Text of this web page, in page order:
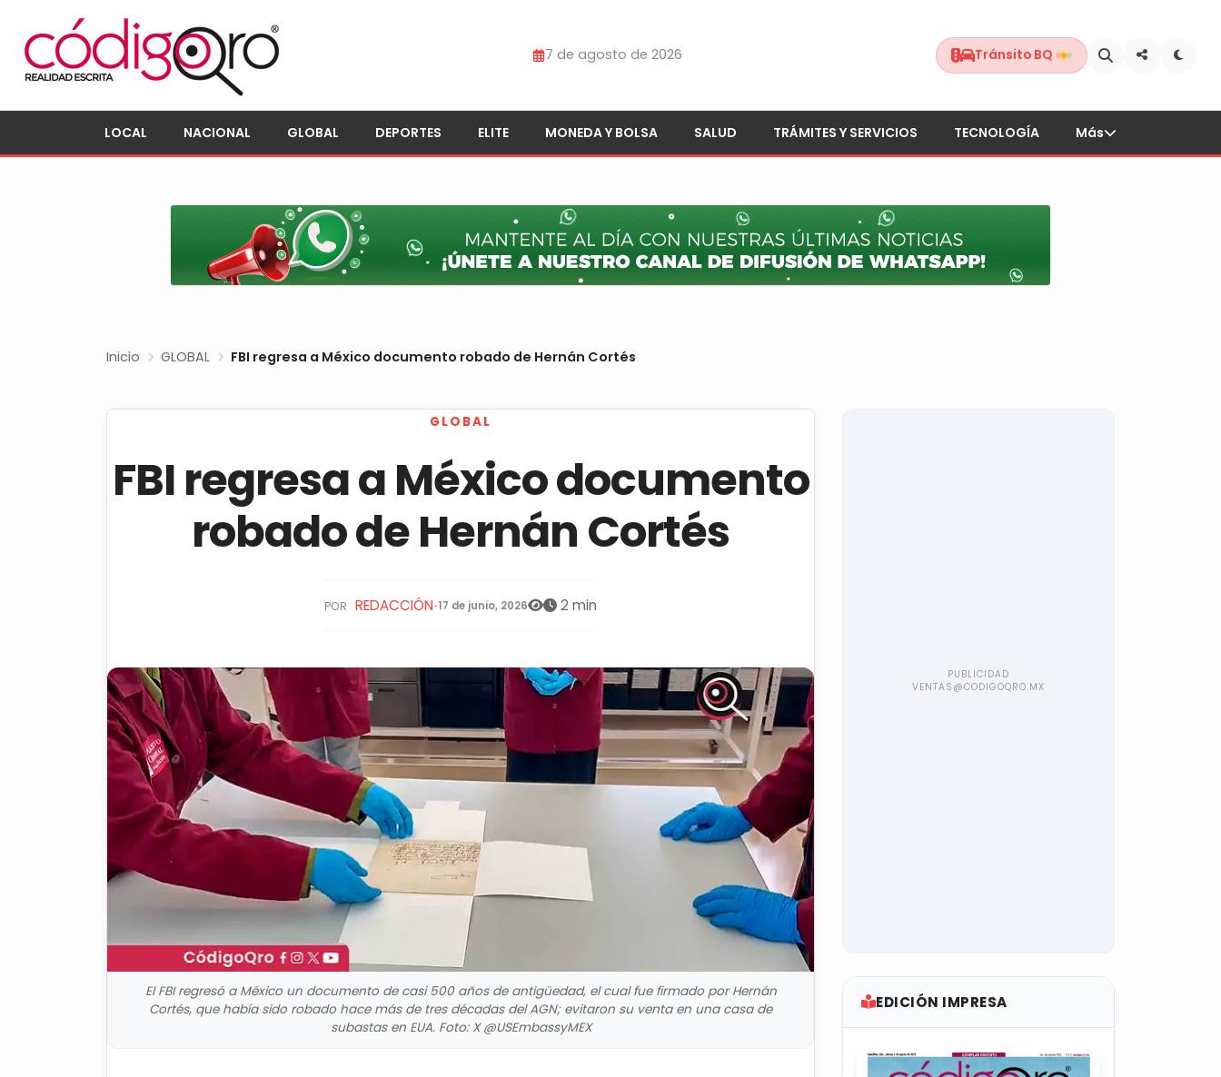
7 de agosto de 2026 Tránsito BQ
LOCAL NACIONAL GLOBAL DEPORTES ELITE MONEDA Y BOLSA SALUD TRÁMITES Y SERVICIOS TECNOLOGÍA Más
Inicio GLOBAL FBI regresa a México documento robado de Hernán Cortés
GLOBAL
FBI regresa a México documento
robado de Hernán Cortés
POR REDACCIÓN•17 de junio, 2026 2 min
El FBI regresó a México un documento de casi 500 años de antigüedad, el cual fue firmado por Hernán
Cortés, que había sido robado hace más de tres décadas del AGN; evitaron su venta en una casa de
subastas en EUA. Foto: X @USEmbassyMEX
EDICIÓN IMPRESA